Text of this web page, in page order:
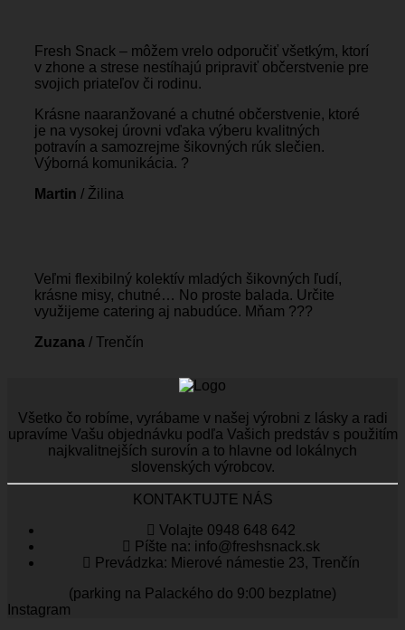
Fresh Snack – môžem vrelo odporučiť všetkým, ktorí
v zhone a strese nestíhajú pripraviť občerstvenie pre
svojich priateľov či rodinu.
Krásne naaranžované a chutné občerstvenie, ktoré
je na vysokej úrovni vďaka výberu kvalitných
potravín a samozrejme šikovných rúk slečien.
Výborná komunikácia. ?
Martin / Žilina
Veľmi flexibilný kolektív mladých šikovných ľudí,
krásne misy, chutné… No proste balada. Určite
využijeme catering aj nabudúce. Mňam ???
Zuzana / Trenčín
Všetko čo robíme, vyrábame v našej výrobni z lásky a radi
upravíme Vašu objednávku podľa Vašich predstáv s použitím
najkvalitnejších surovín a to hlavne od lokálnych
slovenských výrobcov.
KONTAKTUJTE NÁS
Volajte 0948 648 642
Píšte na: info@freshsnack.sk
Prevádzka: Mierové námestie 23, Trenčín
(parking na Palackého do 9:00 bezplatne)
Instagram